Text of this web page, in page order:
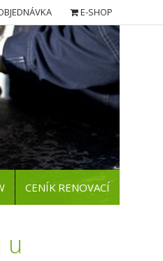
E-SHOP
u
CENÍK RENOVACÍ